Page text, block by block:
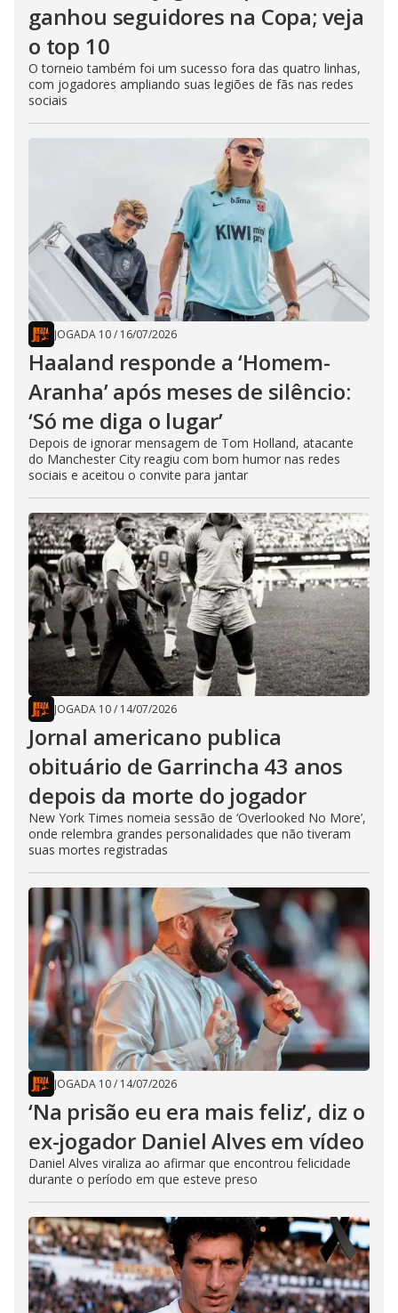
ganhou seguidores na Copa; veja
o top 10
O torneio também foi um sucesso fora das quatro linhas,
com jogadores ampliando suas legiões de fãs nas redes
sociais
JOGADA 10/ 16/07/2026
Haaland responde a ‘Homem-
Aranha’ após meses de silêncio:
‘Só me diga o lugar’
Depois de ignorar mensagem de Tom Holland, atacante
do Manchester City reagiu com bom humor nas redes
sociais e aceitou o convite para jantar
JOGADA 10/ 14/07/2026
Jornal americano publica
obituário de Garrincha 43 anos
depois da morte do jogador
New York Times nomeia sessão de ‘Overlooked No More’,
onde relembra grandes personalidades que não tiveram
suas mortes registradas
JOGADA 10/ 14/07/2026
‘Na prisão eu era mais feliz’, diz o
ex-jogador Daniel Alves em vídeo
Daniel Alves viraliza ao afirmar que encontrou felicidade
durante o período em que esteve preso